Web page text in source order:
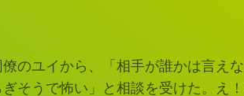
のユイから、「相手が誰かは言え
そうで怖い」と相談を受けた。え